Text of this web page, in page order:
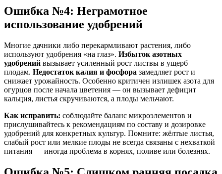
Ошибка №4: Неграмотное
использование удобрений
Многие дачники либо перекармливают растения, либо
используют удобрения «на глаз». Избыток азотных
удобрений вызывает усиленный рост листвы в ущерб
плодам. Недостаток калия и фосфора замедляет рост и
снижает урожайность. Особенно критичен излишек азота для
огурцов после начала цветения — он вызывает дефицит
кальция, листья скручиваются, а плоды мельчают.
Как исправить: соблюдайте баланс микроэлементов и
прислушивайтесь к рекомендациям по составу и дозировке
удобрений для конкретных культур. Помните: жёлтые листья,
слабый рост или мелкие плоды не всегда связаны с нехваткой
питания — иногда проблема в корнях, поливе или болезнях.